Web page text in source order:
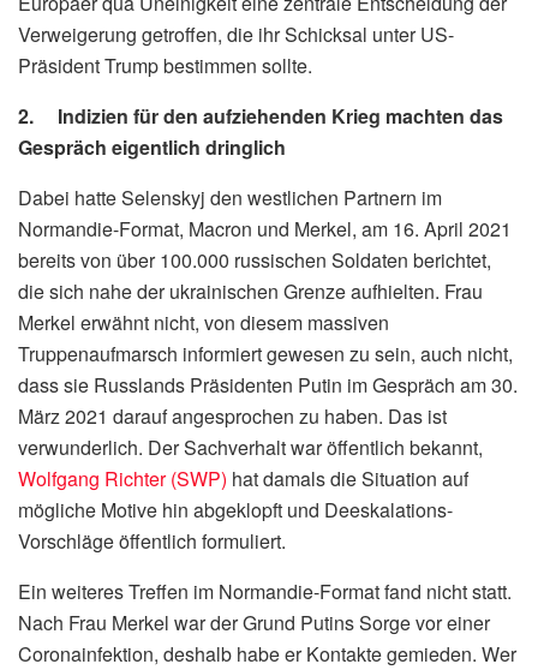
Verweigerung getroffen, die ihr Schicksal unter US-
Präsident Trump bestimmen sollte.
2. Indizien für den aufziehenden Krieg machten das
Gespräch eigentlich dringlich
Dabei hatte Selenskyj den westlichen Partnern im
Normandie-Format, Macron und Merkel, am 16. April 2021
bereits von über 100.000 russischen Soldaten berichtet,
die sich nahe der ukrainischen Grenze aufhielten. Frau
Merkel erwähnt nicht, von diesem massiven
Truppenaufmarsch informiert gewesen zu sein, auch nicht,
dass sie Russlands Präsidenten Putin im Gespräch am 30.
März 2021 darauf angesprochen zu haben. Das ist
verwunderlich. Der Sachverhalt war öffentlich bekannt,
Wolfgang Richter (SWP) hat damals die Situation auf
mögliche Motive hin abgeklopft und Deeskalations-
Vorschläge öffentlich formuliert.
Ein weiteres Treffen im Normandie-Format fand nicht statt.
Nach Frau Merkel war der Grund Putins Sorge vor einer
Coronainfektion, deshalb habe er Kontakte gemieden. Wer